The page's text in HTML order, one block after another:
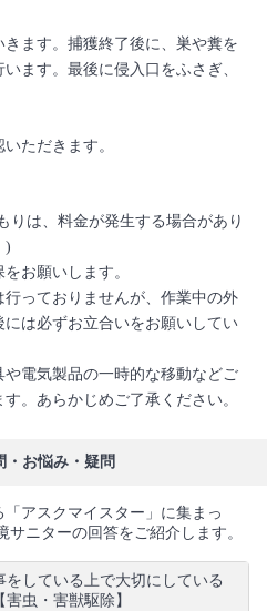
ます。捕獲終了後に、巣や糞を
ます。最後に侵入口をふさぎ、
ただきます。
りは、料金が発生する場合があり
)
お願いします。
行っておりませんが、作業中の外
は必ずお立合いをお願いしてい
や電気製品の一時的な移動などご
。あらかじめご了承ください。
お悩み・疑問
アスクマイスター」に集まっ
ニターの回答をご紹介します。
をしている上で大切にしている
虫・害獣駆除】